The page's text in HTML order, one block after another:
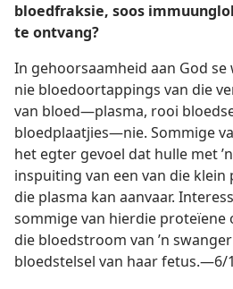
bloedfraksie, soos
te ontvang?
In gehoorsaamheid aan God
nie bloedoortappings van die
van bloed—plasma, rooi
bloedplaatjies—nie. Sommige
het egter gevoel dat hulle met
inspuiting van een van die
die plasma kan aanvaar.
sommige van hierdie proteïene
die bloedstroom van ’n
bloedstelsel van haar fetus.—6/